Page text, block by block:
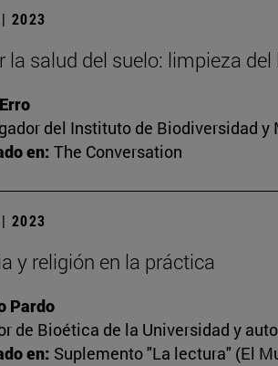
2023
la salud del suelo: limpieza
del Instituto de Biodiversidad
en: The Conversation
2023
y religión en la práctica
Pardo
de Bioética de la Universidad y
en: Suplemento "La lectura" (El